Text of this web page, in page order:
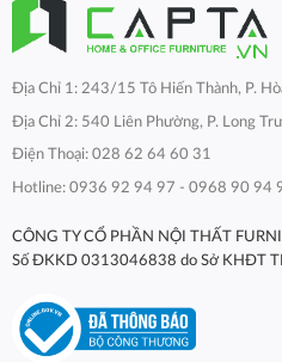
Địa Chỉ 1: 243/15 Tô Hiến Thành, P.
Địa Chỉ 2: 540 Liên Phường, P. Long
Điện Thoại: 028 62 64 60 31
Hotline: 0936 92 94 97 - 0968 90 94
CÔNG TY CỔ PHẦN NỘI THẤT FURNI
Số ĐKKD 0313046838 do Sở KHĐT